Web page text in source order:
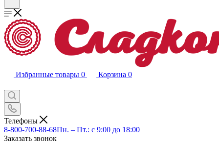
Избранные товары 0 Корзина 0
Телефоны
8-800-700-88-68Пн. – Пт.: с 9:00 до 18:00
Заказать звонок